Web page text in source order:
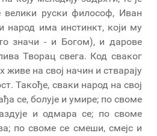
велики руски философ, Иван
народ има инстинкт, који му
значи - и Богом), и дарове
Творац свега. Код сваког
живе на свој начин и стварају
Такође, сваки народ на свој
се, болује и умире; по своме
и одмара се; по своме
по своме се смеши, смејс и